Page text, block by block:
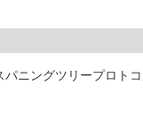
ニングツリープロト